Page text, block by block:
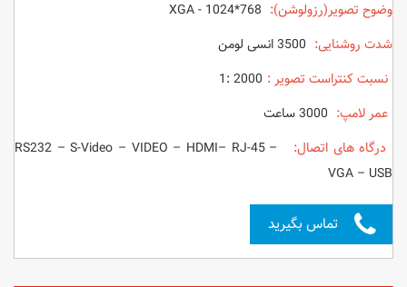
وضوح تصویر(رزولوشن):
شدت روشنایی:
نسبت کنتراست تصویر :
1
عمر لامپ:
درگاه های اتصال:
RS232 – S-Video – VIDEO – HDMI– RJ-45 –
VGA – USB
تماس بگیرید